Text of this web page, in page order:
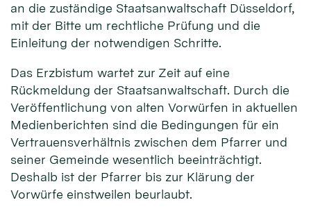
an die zuständige Staatsanwaltschaft Düsseldorf,
mit der Bitte um rechtliche Prüfung und die
Einleitung der notwendigen Schritte.
Das Erzbistum wartet zur Zeit auf eine
Rückmeldung der Staatsanwaltschaft. Durch die
Veröffentlichung von alten Vorwürfen in aktuellen
Medienberichten sind die Bedingungen für ein
Vertrauensverhältnis zwischen dem Pfarrer und
seiner Gemeinde wesentlich beeinträchtigt.
Deshalb ist der Pfarrer bis zur Klärung der
Vorwürfe einstweilen beurlaubt.